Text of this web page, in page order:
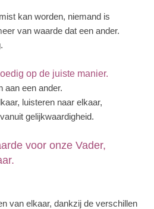
kan worden, niemand is
van waarde dat een ander.
op de juiste manier.
aan een ander.
luisteren naar elkaar,
gelijkwaardigheid.
voor onze Vader,
van elkaar, dankzij de verschillen